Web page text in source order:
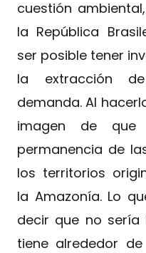
cuestión
la República
ser posible tener
la extracción
demanda. Al
imagen de que
permanencia de
los territorios
la Amazonía. Lo
decir que no
tiene alrededor